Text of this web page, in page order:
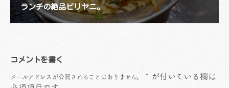
ランチの絶品ビリヤニ。
コメントを書く
メールアドレスが公開されることはありません。 * が付いている欄は